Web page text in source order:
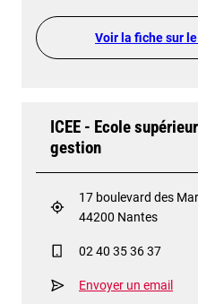
Voir la fiche sur
ICEE - Ecole
gestion
17 boulevard des
44200 Nantes
02 40 35 36 37
Envoyer un email